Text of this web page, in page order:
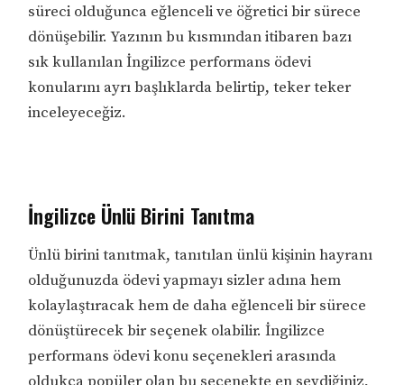
süreci olduğunca eğlenceli ve öğretici bir sürece
dönüşebilir. Yazının bu kısmından itibaren bazı
sık kullanılan İngilizce performans ödevi
konularını ayrı başlıklarda belirtip, teker teker
inceleyeceğiz.
İngilizce Ünlü Birini Tanıtma
Ünlü birini tanıtmak, tanıtılan ünlü kişinin hayranı
olduğunuzda ödevi yapmayı sizler adına hem
kolaylaştıracak hem de daha eğlenceli bir sürece
dönüştürecek bir seçenek olabilir. İngilizce
performans ödevi konu seçenekleri arasında
oldukça popüler olan bu seçenekte en sevdiğiniz,